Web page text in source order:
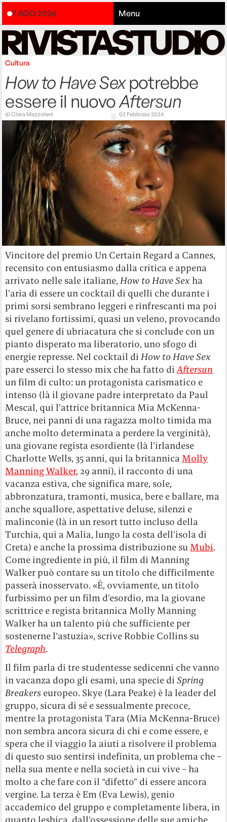
7 AGO 2026 Menu
Cultura
How to Have Sexpotrebbe
essere il nuovoAftersun
diClara Mazzoleni 02 Febbraio 2024
Vincitore del premio Un Certain Regard a Cannes,
recensito con entusiasmo dalla critica e appena
arrivato nelle sale italiane,How to Have Sex ha
l’aria di essere un cocktail di quelli che durante i
primi sorsi sembrano leggeri e rinfrescanti ma poi
si rivelano fortissimi, quasi un veleno, provocando
quel genere di ubriacatura che si conclude con un
pianto disperato ma liberatorio, uno sfogo di
energie represse. Nel cocktail diHow to Have Sex
pare esserci lo stesso mix che ha fatto diAftersun
un film di culto: un protagonista carismatico e
intenso (là il giovane padre interpretato da Paul
Mescal, qui l’attrice britannica Mia McKenna-
Bruce, nei panni di una ragazza molto timida ma
anche molto determinata a perdere la verginità),
una giovane regista esordiente (là l’irlandese
Charlotte Wells, 35 anni, qui la britannicaMolly
Manning Walker, 29 anni), il racconto di una
vacanza estiva, che significa mare, sole,
abbronzatura, tramonti, musica, bere e ballare, ma
anche squallore, aspettative deluse, silenzi e
malinconie (là in un resort tutto incluso della
Turchia, qui a Malia, lungo la costa dell’isola di
Creta) e anche la prossima distribuzione suMubi.
Come ingrediente in più, il film di Manning
Walker può contare su un titolo che difficilmente
passerà inosservato. «È, ovviamente, un titolo
furbissimo per un film d’esordio, ma la giovane
scrittrice e regista britannica Molly Manning
Walker ha un talento più che sufficiente per
sostenerne l’astuzia», scrive Robbie Collins su
Telegraph.
Il film parla di tre studentesse sedicenni che vanno
in vacanza dopo gli esami, una specie diSpring
Breakers europeo. Skye (Lara Peake) è la leader del
gruppo, sicura di sé e sessualmente precoce,
mentre la protagonista Tara (Mia McKenna-Bruce)
non sembra ancora sicura di chi e come essere, e
spera che il viaggio la aiuti a risolvere il problema
di questo suo sentirsi indefinita, un problema che –
nella sua mente e nella società in cui vive – ha
molto a che fare con il “difetto” di essere ancora
vergine. La terza è Em (Eva Lewis), genio
accademico del gruppo e completamente libera, in